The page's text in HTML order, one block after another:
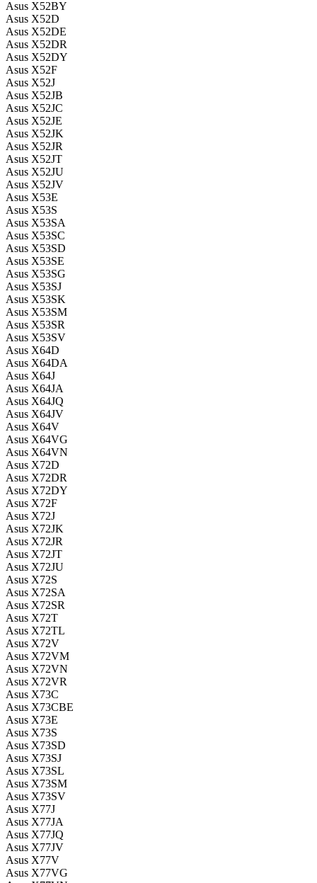
Asus X52BY
Asus X52D
Asus X52DE
Asus X52DR
Asus X52DY
Asus X52F
Asus X52J
Asus X52JB
Asus X52JC
Asus X52JE
Asus X52JK
Asus X52JR
Asus X52JT
Asus X52JU
Asus X52JV
Asus X53E
Asus X53S
Asus X53SA
Asus X53SC
Asus X53SD
Asus X53SE
Asus X53SG
Asus X53SJ
Asus X53SK
Asus X53SM
Asus X53SR
Asus X53SV
Asus X64D
Asus X64DA
Asus X64J
Asus X64JA
Asus X64JQ
Asus X64JV
Asus X64V
Asus X64VG
Asus X64VN
Asus X72D
Asus X72DR
Asus X72DY
Asus X72F
Asus X72J
Asus X72JK
Asus X72JR
Asus X72JT
Asus X72JU
Asus X72S
Asus X72SA
Asus X72SR
Asus X72T
Asus X72TL
Asus X72V
Asus X72VM
Asus X72VN
Asus X72VR
Asus X73C
Asus X73CBE
Asus X73E
Asus X73S
Asus X73SD
Asus X73SJ
Asus X73SL
Asus X73SM
Asus X73SV
Asus X77J
Asus X77JA
Asus X77JQ
Asus X77JV
Asus X77V
Asus X77VG